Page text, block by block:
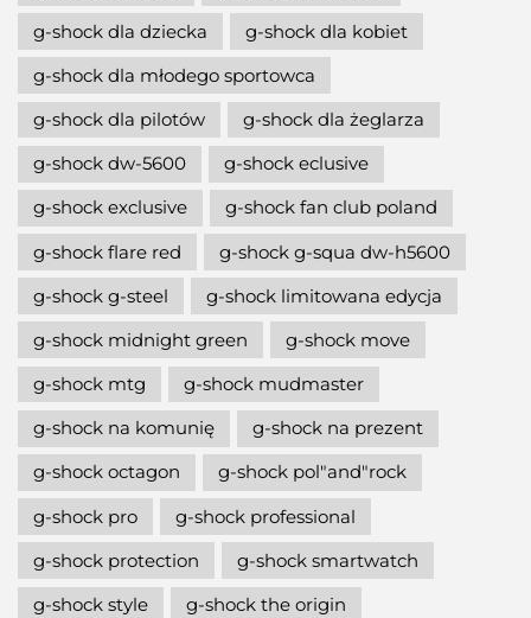
g-shock dla dziecka
g-shock dla kobiet
g-shock dla młodego sportowca
g-shock dla pilotów
g-shock dla żeglarza
g-shock dw-5600
g-shock eclusive
g-shock exclusive
g-shock fan club poland
g-shock flare red
g-shock g-squa dw-h5600
g-shock g-steel
g-shock limitowana edycja
g-shock midnight green
g-shock move
g-shock mtg
g-shock mudmaster
g-shock na komunię
g-shock na prezent
g-shock octagon
g-shock pol"and"rock
g-shock pro
g-shock professional
g-shock protection
g-shock smartwatch
g-shock style
g-shock the origin